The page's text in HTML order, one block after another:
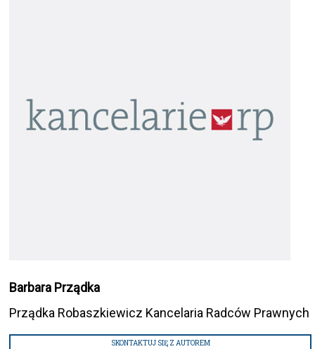
Barbara Prządka
Prządka Robaszkiewicz Kancelaria Radców Prawnych
SKONTAKTUJ SIĘ Z AUTOREM